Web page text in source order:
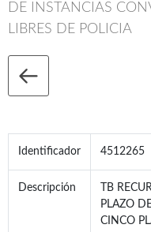
DE INSTANCIAS
LIBRES DE POLICIA
Identificador 4512265
Descripción
TB
PLAZO
CINCO